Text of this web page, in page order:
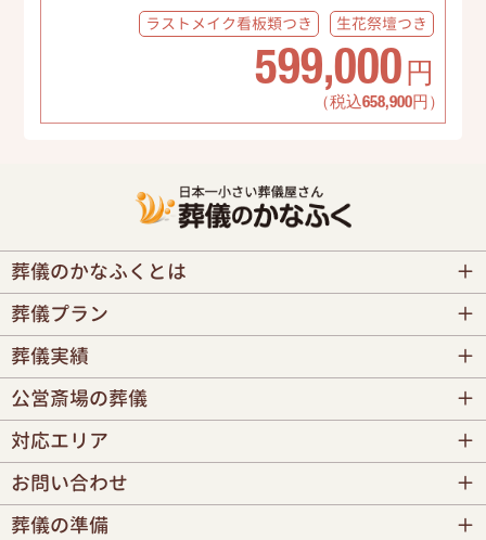
ラストメイク看板類つき 生花祭壇つき
599,000 円
（税込658,900円）
葬儀のかなふくとは
葬儀プラン
葬儀実績
公営斎場の葬儀
対応エリア
お問い合わせ
葬儀の準備